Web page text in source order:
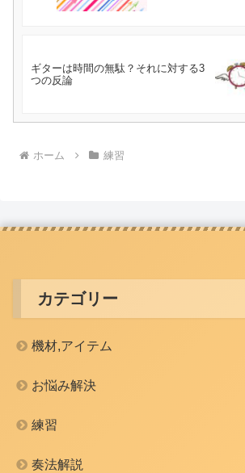
ギターは時間の無駄？それに対する3
つの反論
ホーム 練習
カテゴリー
機材,アイテム
お悩み解決
練習
奏法解説